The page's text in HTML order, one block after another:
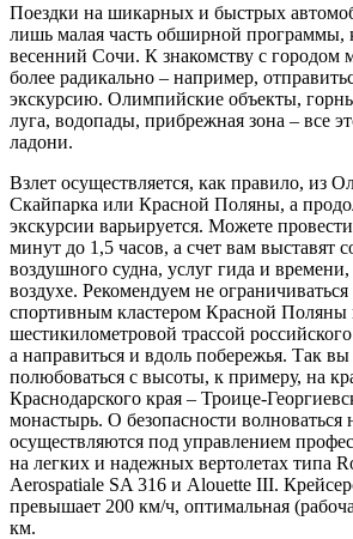
Поездки на шикарных и быстрых
лишь малая часть обширной программы,
весенний Сочи. К знакомству с городом
более радикально – например,
экскурсию. Олимпийские объекты,
луга, водопады, прибрежная зона – все
ладони.
Взлет осуществляется, как правило, из
Скайпарка или Красной Поляны, а
экскурсии варьируется. Можете
минут до 1,5 часов, а счет вам выставят
воздушного судна, услуг гида и
воздухе. Рекомендуем не
спортивным кластером Красной Поляны
шестикилометровой трассой
а направиться и вдоль побережья. Так
полюбоваться с высоты, к примеру, на
Краснодарского края – Троице-
монастырь. О безопасности волноваться
осуществляются под управлением
на легких и надежных вертолетах типа
Aerospatiale SA 316 и Alouette III.
превышает 200 км/ч, оптимальная
км.